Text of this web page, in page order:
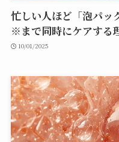
忙しい人ほど「泡パッ
※まで同時にケアする
10/01/2025